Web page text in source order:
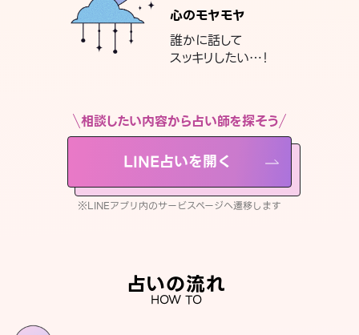
心のモヤモヤ
誰かに話して
スッキリしたい…！
相談したい内容から占い師を探そう
LINE占いを開く
※LINEアプリ内のサービスページへ遷移します
占いの流れ
HOW TO